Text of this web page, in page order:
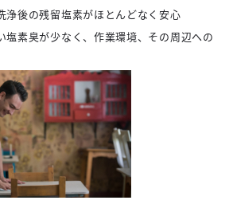
浄後の残留塩素がほとんどなく安心
塩素臭が少なく、作業環境、その周辺への